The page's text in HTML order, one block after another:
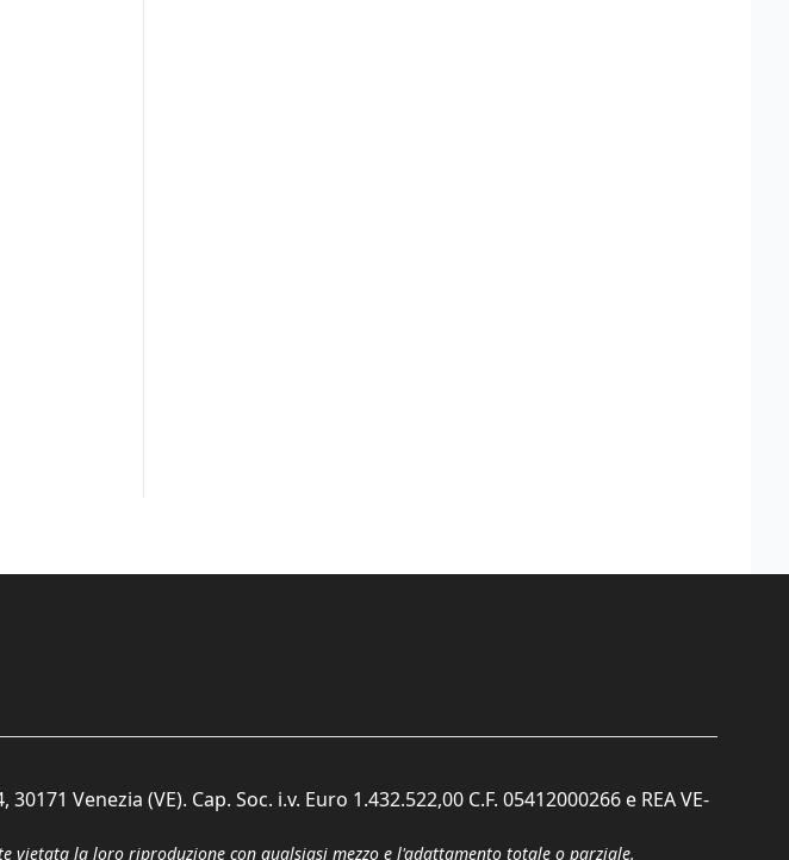
Venezia (VE). Cap. Soc. i.v. Euro 1.432.522,00 C.F. 05412000266 e REA VE-
vietata la loro riproduzione con qualsiasi mezzo e l'adattamento totale o parziale.